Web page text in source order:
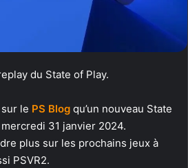
du State of Play.
le PS Blog qu’un nouveau State
31 janvier 2024.
plus sur les prochains jeux à
PSVR2.